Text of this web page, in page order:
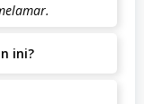
ini?